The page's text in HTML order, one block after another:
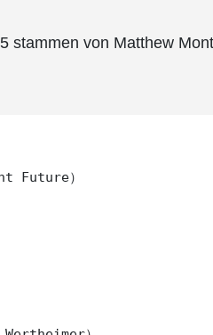
stammen von Matthew
Future）